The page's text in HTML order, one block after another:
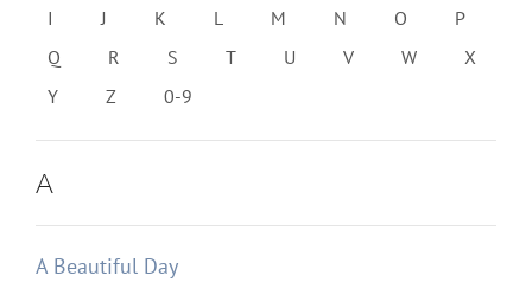
I
J K L M N O
P
Q
R S T U V W
X
Y
Z 0-9
A
A Beautiful Day